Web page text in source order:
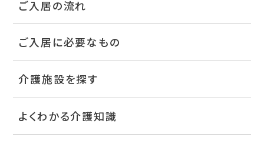
ご入居の流れ
ご入居に必要なもの
介護施設を探す
よくわかる介護知識